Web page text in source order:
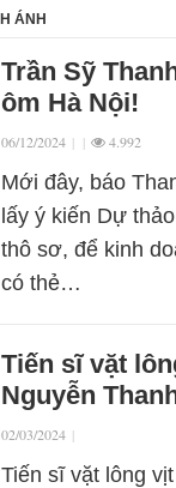
ÁNH
Trần Sỹ
ôm Hà Nội!
06/12/2024 | | 4.992
Mới đây, báo
lấy ý kiến Dự
thô sơ, để kinh
có thẻ…
Tiến sĩ vặt
Nguyễn
02/03/2024 |
Tiến sĩ vặt lông